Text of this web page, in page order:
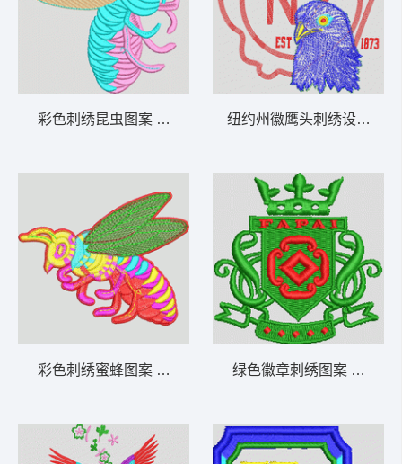
彩色刺绣昆虫图案 蜜蜂
彩色刺绣蜜蜂图案 蜜蜂
纽约州徽鹰头刺绣设计 鹰
绿色徽章刺绣图案 男装 章